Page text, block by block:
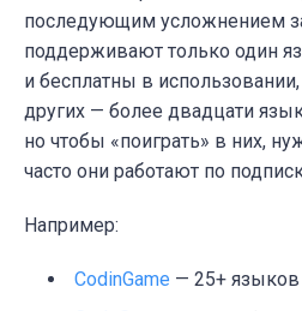
последующим усложнением
поддерживают только один
и бесплатны в
других — более двадцати
но чтобы «поиграть» в них,
часто они работают по
Например:
CodinGame — 25+